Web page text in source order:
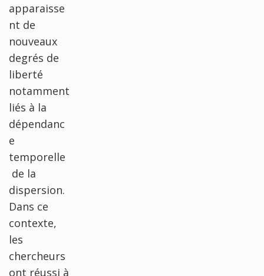
apparaisse
nt de
nouveaux
degrés de
liberté
notamment
liés à la
dépendanc
e
temporelle
de la
dispersion.
Dans ce
contexte,
les
chercheurs
ont réussi à